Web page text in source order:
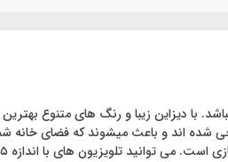
میباشد. با دیزاین زیبا و رنگ های متنوع
شده اند و باعث میشوند که فضای خانه